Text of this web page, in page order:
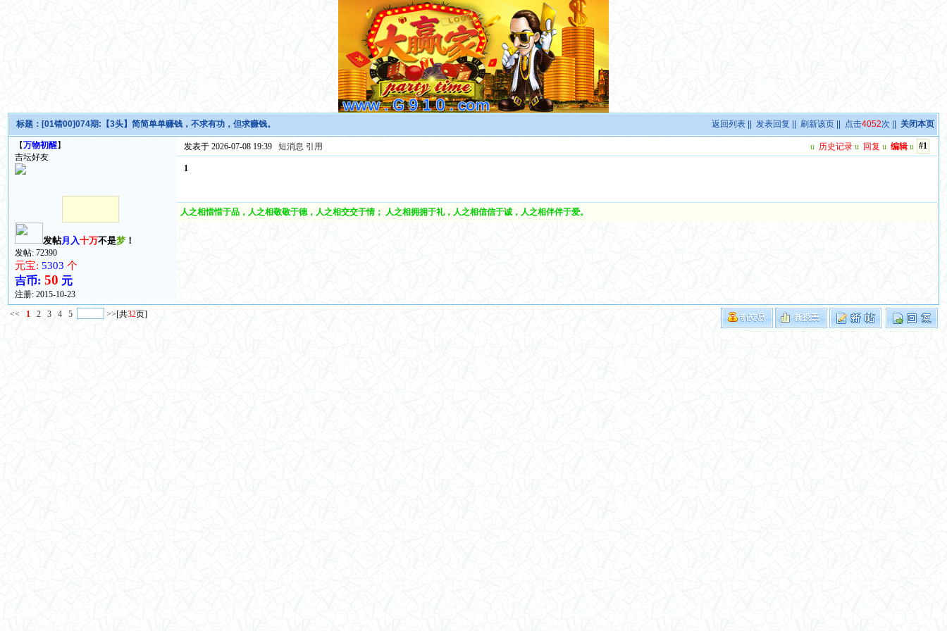
返回列表 ||发表回复 ||刷新该页 || 点击4052次 || 关闭本页
标题： [01错00]074期:【3头】简简单单赚钱，不求有功，但求赚钱。
【万物初醒】
吉坛好友
发帖月入十万不是梦 ！
发帖: 72390
元宝: 5303个
吉币: 50 元
注册:2015-10-23
#1
u 历史记录 u 回复 u 编辑 u
发表于 2026-07-08 19:39短消息 引用
1
人之相惜惜于品，人之相敬敬于德，人之相交交于情； 人之相拥拥于礼，人之相信信于诚，人之相伴伴于爱。
<< 1 2 3 4 5 >>[共32页]